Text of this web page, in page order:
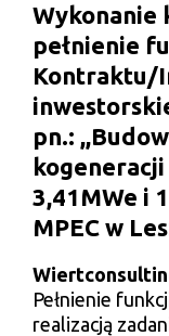
Wykonanie
pełnienie
Kontraktu/
pn.:
kogeneracji
3,41MWe i
MPEC w
Pełnienie
realizacją